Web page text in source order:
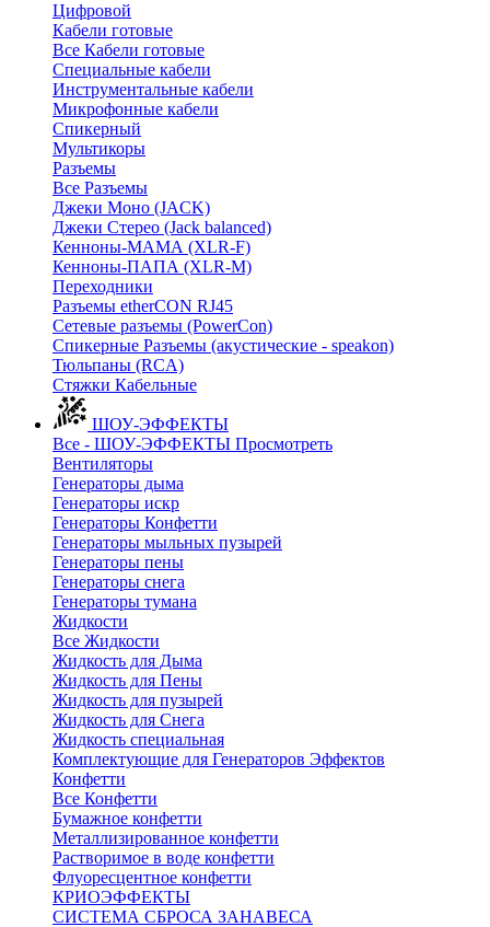
Цифровой
Кабели готовые
Все Кабели готовые
Cпециальные кабели
Инструментальные кабели
Микрофонные кабели
Спикерный
Мультикоры
Разъемы
Все Разъемы
Джеки Моно (JACK)
Джеки Стерео (Jack balanced)
Кенноны-МАМА (XLR-F)
Кенноны-ПАПА (XLR-M)
Переходники
Разъемы etherCON RJ45
Сетевые разъемы (PowerCon)
Спикерные Разъемы (акустические - speakon)
Тюльпаны (RCA)
Стяжки Кабельные
ШОУ-ЭФФЕКТЫ
Все - ШОУ-ЭФФЕКТЫ Просмотреть
Вентиляторы
Генераторы дыма
Генераторы искр
Генераторы Конфетти
Генераторы мыльных пузырей
Генераторы пены
Генераторы снега
Генераторы тумана
Жидкости
Все Жидкости
Жидкость для Дыма
Жидкость для Пены
Жидкость для пузырей
Жидкость для Снега
Жидкость специальная
Комплектующие для Генераторов Эффектов
Конфетти
Все Конфетти
Бумажное конфетти
Металлизированное конфетти
Растворимое в воде конфетти
Флуоресцентное конфетти
КРИОЭФФЕКТЫ
СИСТЕМА СБРОСА ЗАНАВЕСА